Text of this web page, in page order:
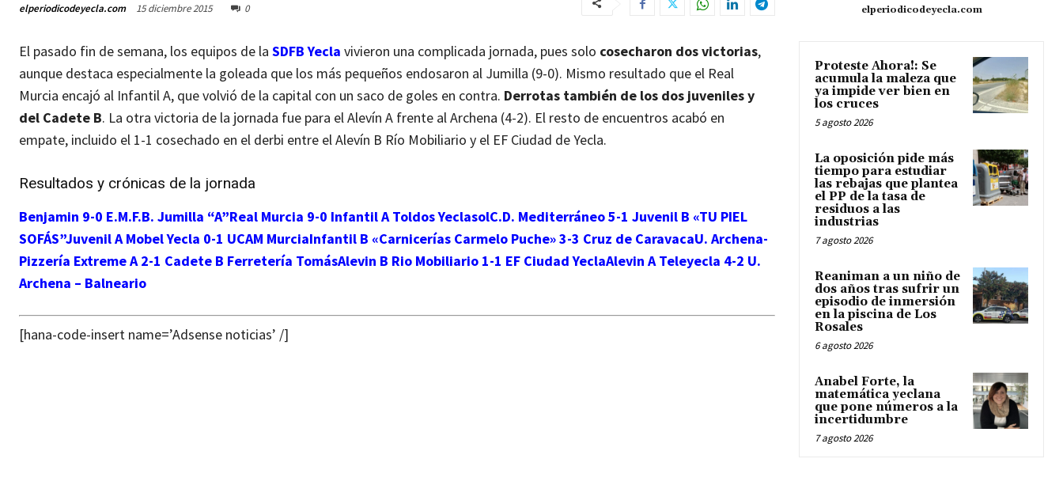
elperiodicodeyecla.com 15 diciembre 2015 0
El pasado fin de semana, los equipos de la SDFB Yecla vivieron una complicada jornada, pues solo cosecharon dos victorias,
aunque destaca especialmente la goleada que los más pequeños endosaron al Jumilla (9-0). Mismo resultado que el Real
Murcia encajó al Infantil A, que volvió de la capital con un saco de goles en contra. Derrotas también de los dos juveniles y
del Cadete B. La otra victoria de la jornada fue para el Alevín A frente al Archena (4-2). El resto de encuentros acabó en
empate, incluido el 1-1 cosechado en el derbi entre el Alevín B Río Mobiliario y el EF Ciudad de Yecla.
Resultados y crónicas de la jornada
Benjamin 9-0 E.M.F.B. Jumilla “A”Real Murcia 9-0 Infantil A Toldos YeclasolC.D. Mediterráneo 5-1 Juvenil B «TU PIEL
SOFÁS”Juvenil A Mobel Yecla 0-1 UCAM MurciaInfantil B «Carnicerías Carmelo Puche» 3-3 Cruz de CaravacaU. Archena-
Pizzería Extreme A 2-1 Cadete B Ferretería TomásAlevin B Rio Mobiliario 1-1 EF Ciudad YeclaAlevin A Teleyecla 4-2 U.
Archena – Balneario
[hana-code-insert name=’Adsense noticias’ /]
elperiodicodeyecla.com
Proteste Ahora!: Se
acumula la maleza que
ya impide ver bien en
los cruces
5 agosto 2026
La oposición pide más
tiempo para estudiar
las rebajas que plantea
el PP de la tasa de
residuos a las
industrias
7 agosto 2026
Reaniman a un niño de
dos años tras sufrir un
episodio de inmersión
en la piscina de Los
Rosales
6 agosto 2026
Anabel Forte, la
matemática yeclana
que pone números a la
incertidumbre
7 agosto 2026